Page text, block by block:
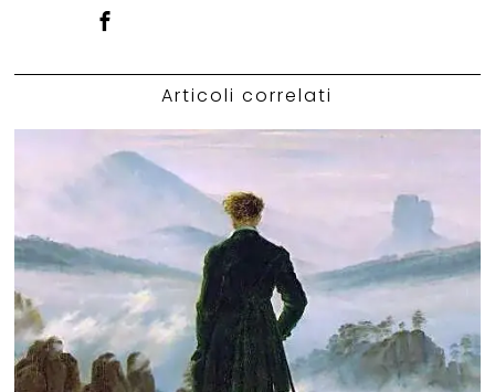
Articoli correlati